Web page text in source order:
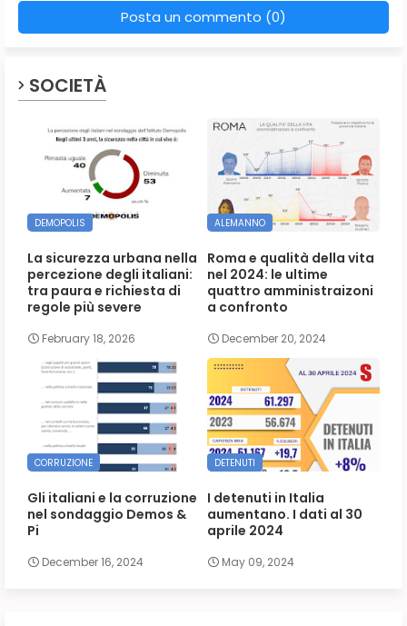
Posta un commento (0)
SOCIETÀ
DEMOPOLIS
La sicurezza urbana nella
percezione degli italiani:
tra paura e richiesta di
regole più severe
February 18, 2026
ALEMANNO
Roma e qualità della vita
nel 2024: le ultime
quattro amministraizoni
a confronto
December 20, 2024
CORRUZIONE
Gli italiani e la corruzione
nel sondaggio Demos &
Pi
December 16, 2024
DETENUTI
I detenuti in Italia
aumentano. I dati al 30
aprile 2024
May 09, 2024